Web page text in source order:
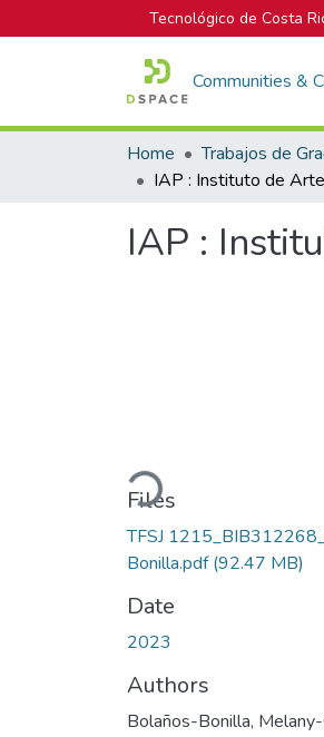
Tecnológico de Costa
Communities &
Home Trabajos de
IAP :
Loading...
Files
TFSJ
Bonilla.pdf(92.47 MB)
Date
2023
Authors
Bolaños-Bonilla,